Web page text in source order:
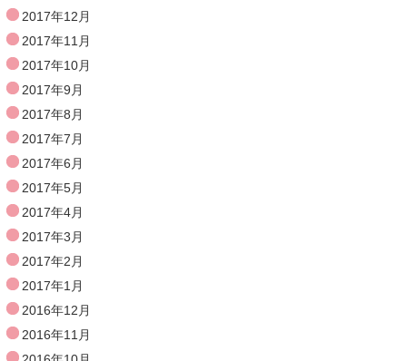
2017年12月
2017年11月
2017年10月
2017年9月
2017年8月
2017年7月
2017年6月
2017年5月
2017年4月
2017年3月
2017年2月
2017年1月
2016年12月
2016年11月